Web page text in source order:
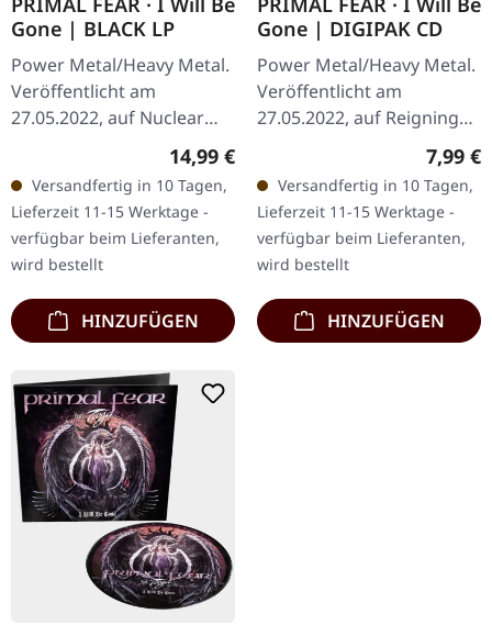
Gone | BLACK LP
Power Metal/Heavy Metal.
Veröffentlicht am
27.05.2022, auf Nuclear
Blast Records. Schwarzes
Vinyl. Primal Fear liefern
mit "I Will Be Gone" eine…
Regulärer Preis:
14,99 €
Versandfertig in 10 Tagen,
Lieferzeit 11-15 Werktage -
verfügbar beim Lieferanten,
wird bestellt
HINZUFÜGEN
Gone | DIGIPAK CD
Power Metal/Heavy Metal.
Veröffentlicht am
27.05.2022, auf Reigning
Phoenix Music. CD im
liefern mit "I Will Be Gone"
eine…
7,99 €
Versandfertig in 10 Tagen,
Lieferzeit 11-15 Werktage -
verfügbar beim Lieferanten,
wird bestellt
HINZUFÜGEN